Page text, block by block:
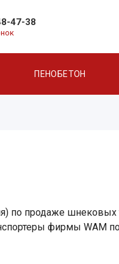
47-38
ПЕНОБЕТОН
по продаже шнековых
фирмы WAM